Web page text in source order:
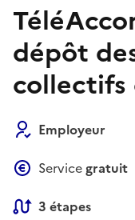
dépôt
collectifs
Employeur
Service gratuit
3 étapes